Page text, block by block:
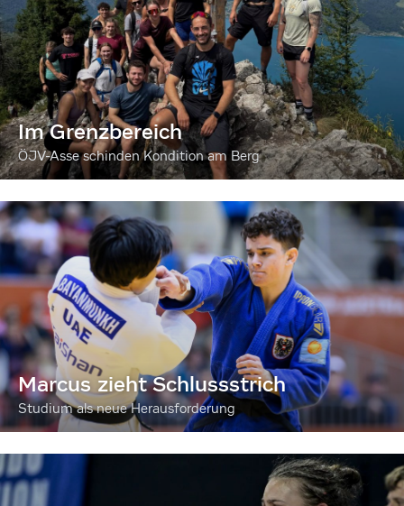
Im Grenzbereich
ÖJV-Asse schinden Kondition am Berg
Marcus zieht Schlussstrich
Studium als neue Herausforderung